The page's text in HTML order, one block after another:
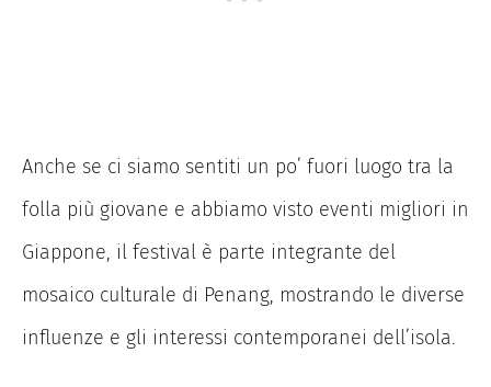
Anche se ci siamo sentiti un po’ fuori luogo tra la
folla più giovane e abbiamo visto eventi migliori in
Giappone, il festival è parte integrante del
mosaico culturale di Penang, mostrando le diverse
influenze e gli interessi contemporanei dell’isola.